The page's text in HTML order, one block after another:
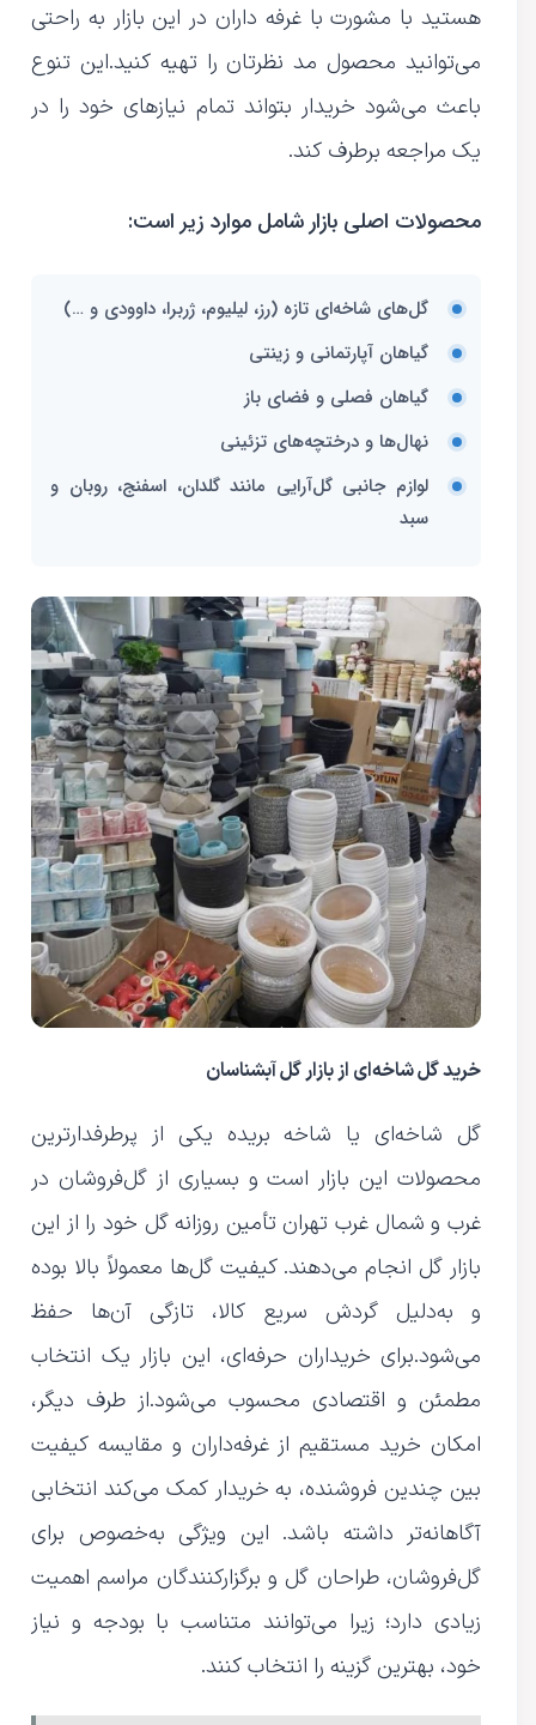
هستید با مشورت با غرفه داران در این بازار به راحتی
می‌توانید محصول مد نظرتان را تهیه کنید.این تنوع
باعث می‌شود خریدار بتواند تمام نیازهای خود را در
یک مراجعه برطرف کند.
محصولات اصلی بازار شامل موارد زیر است:
گل‌های شاخه‌ای تازه (رز، لیلیوم، ژربرا، داوودی و …)
گیاهان آپارتمانی و زینتی
گیاهان فصلی و فضای باز
نهال‌ها و درختچه‌های تزئینی
لوازم جانبی گل‌آرایی مانند گلدان، اسفنج، روبان و
سبد
خرید گل شاخه‌ای از بازار گل آبشناسان
گل شاخه‌ای یا شاخه بریده یکی از پرطرفدارترین
محصولات این بازار است و بسیاری از گل‌فروشان در
غرب و شمال غرب تهران تأمین روزانه گل خود را از این
بازار گل انجام می‌دهند. کیفیت گل‌ها معمولاً بالا بوده
و به‌دلیل گردش سریع کالا، تازگی آن‌ها حفظ
می‌شود.برای خریداران حرفه‌ای، این بازار یک انتخاب
مطمئن و اقتصادی محسوب می‌شود.از طرف دیگر،
امکان خرید مستقیم از غرفه‌داران و مقایسه کیفیت
بین چندین فروشنده، به خریدار کمک می‌کند انتخابی
آگاهانه‌تر داشته باشد. این ویژگی به‌خصوص برای
گل‌فروشان، طراحان گل و برگزارکنندگان مراسم اهمیت
زیادی دارد؛ زیرا می‌توانند متناسب با بودجه و نیاز
خود، بهترین گزینه را انتخاب کنند.